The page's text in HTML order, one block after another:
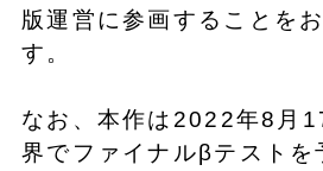
版運営に参画することを
す。
なお、本作は2022年8月
界でファイナルβテストを